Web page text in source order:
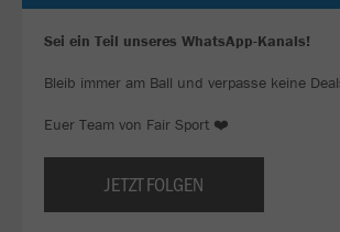
Sei ein Teil unseres WhatsApp-Kanals!
Bleib immer am Ball und verpasse keine
Euer Team von Fair Sport ❤️
JETZT FOLGEN